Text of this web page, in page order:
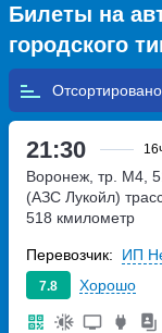
Билеты на
городского
21:30
Воронеж, тр. М4,
(АЗС Лукойл)
518 кмилометр
7.8 Хорошо
Перевозчик: ИП